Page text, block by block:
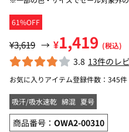
61%OFF
¥3,619 → ¥1,419 (税込)
3.8 13件のレ
お気に入りアイテム登録件数： 345件
吸汗/吸水速乾 綿混 夏号
商品番号： OWA2-00310